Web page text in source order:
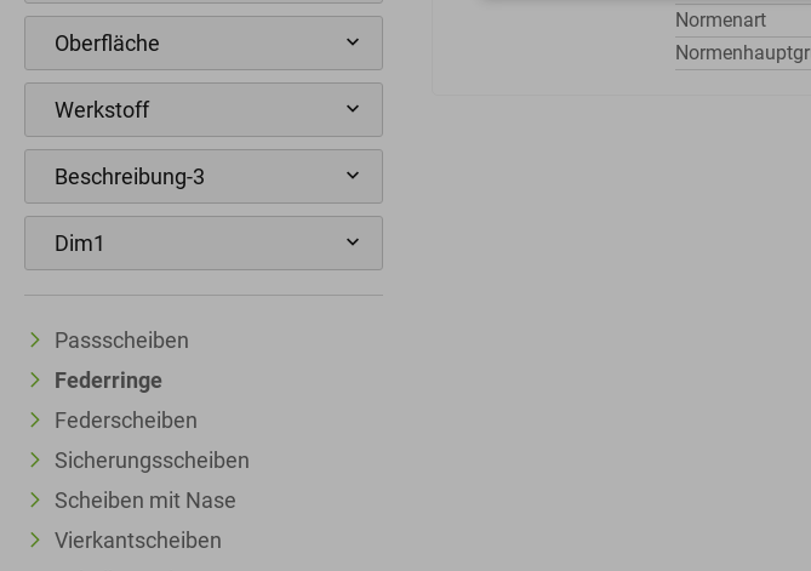
Passscheiben
Federringe
Federscheiben
Sicherungsscheiben
Scheiben mit Nase
Vierkantscheiben
Normenart